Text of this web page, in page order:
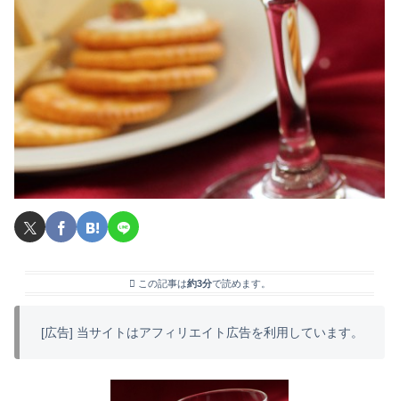
この記事は約3分で読めます。
[広告] 当サイトはアフィリエイト広告を利用しています。